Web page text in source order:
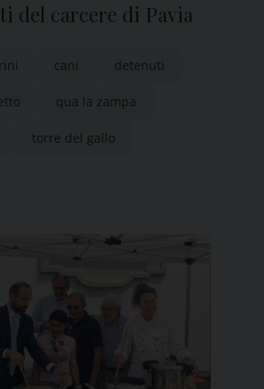
del carcere di Pavia
cani detenuti
qua la zampa
torre del gallo